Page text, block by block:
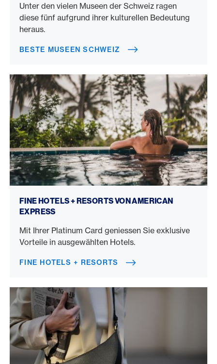
Unter den vielen Museen der Schweiz ragen
diese fünf aufgrund ihrer kulturellen Bedeutung
heraus.
BESTE MUSEEN SCHWEIZ
FINE HOTELS + RESORTS VON AMERICAN
EXPRESS
Mit Ihrer Platinum Card geniessen Sie exklusive
Vorteile in ausgewählten Hotels.
FINE HOTELS + RESORTS